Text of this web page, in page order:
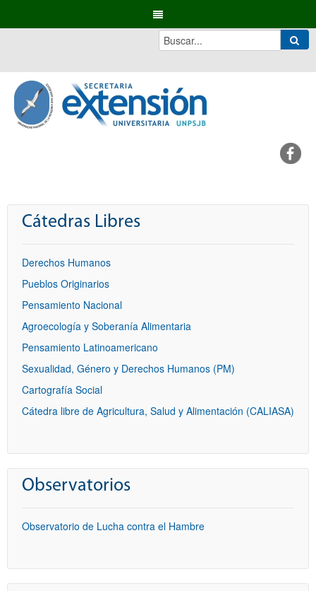
Cátedras Libres
Derechos Humanos
Pueblos Originarios
Pensamiento Nacional
Agroecología y Soberanía Alimentaria
Pensamiento Latinoamericano
Sexualidad, Género y Derechos Humanos (PM)
Cartografía Social
Cátedra libre de Agricultura, Salud y Alimentación (CALIASA)
Observatorios
Observatorio de Lucha contra el Hambre